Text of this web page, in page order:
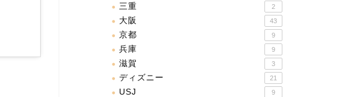
三重 2
大阪 43
京都 9
兵庫 9
滋賀 3
ディズニー 21
USJ 9